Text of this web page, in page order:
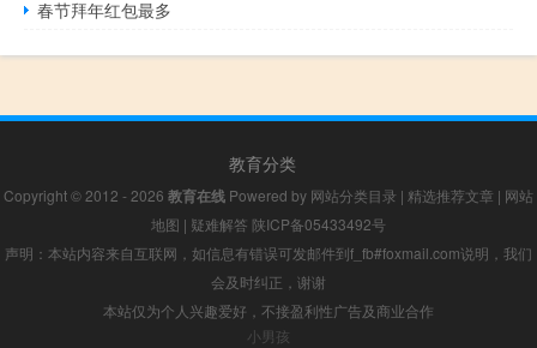
春节拜年红包最多
教育分类
Copyright © 2012 - 2026 教育在线 Powered by 网站分类目录 | 精选推荐文章 | 网站
地图 | 疑难解答 陕ICP备05433492号
声明：本站内容来自互联网，如信息有错误可发邮件到f_fb#foxmail.com说明，我们
会及时纠正，谢谢
本站仅为个人兴趣爱好，不接盈利性广告及商业合作
小男孩